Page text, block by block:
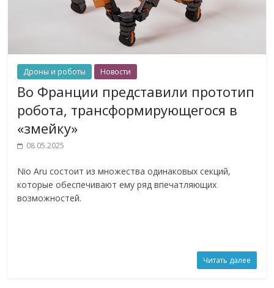
Дроны и роботы Новости
Во Франции представили прототип
робота, трансформирующегося в
«змейку»
08.05.2025
Nio Aru состоит из множества одинаковых секций,
которые обеспечивают ему ряд впечатляющих
возможностей.
Читать далее